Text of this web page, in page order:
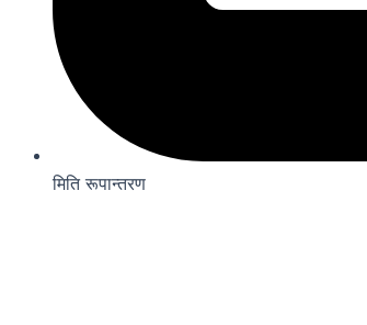
मिति रूपान्तरण